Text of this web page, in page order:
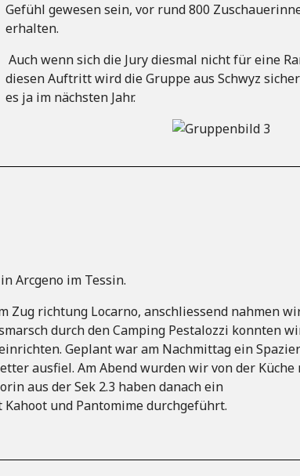
Gefühl gewesen sein, vor rund 800
erhalten.
Auch wenn sich die Jury diesmal nicht für eine
diesen Auftritt wird die Gruppe aus Schwyz
es ja im nächsten Jahr.
Arcgeno im Tessin.
Zug richtung Locarno, anschliessend nahmen
durch den Camping Pestalozzi konnten
Geplant war am Nachmittag ein
ausfiel. Am Abend wurden wir von der Küche
aus der Sek 2.3 haben danach ein
und Pantomime durchgeführt.